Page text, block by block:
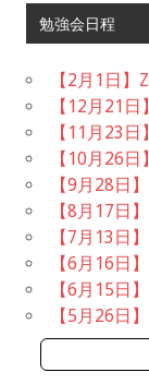
勉強会日程
【2月1日】
【12月21
【11月23
【10月26
【9月28日
【8月17日
【7月13日
【6月16日
【6月15日
【5月26日